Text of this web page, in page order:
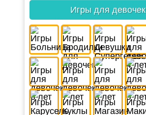
Игры для девочек